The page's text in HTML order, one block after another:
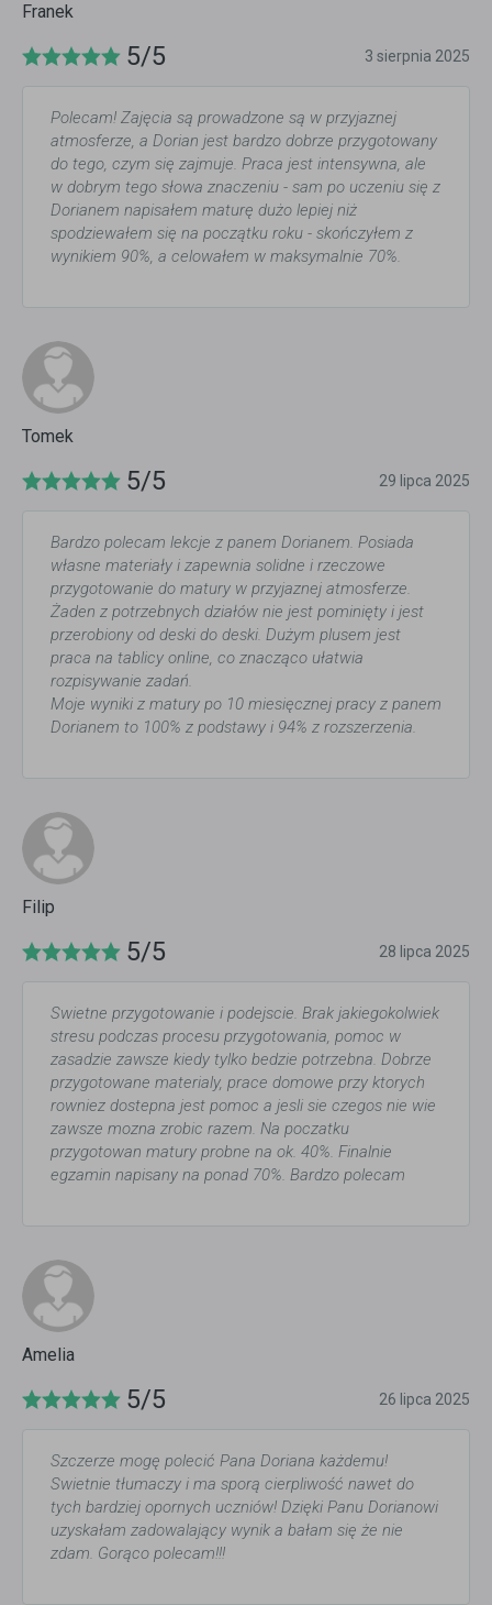
Franek
5/5 3 sierpnia 2025
Polecam! Zajęcia są prowadzone są w przyjaznej
atmosferze, a Dorian jest bardzo dobrze przygotowany
do tego, czym się zajmuje. Praca jest intensywna, ale
w dobrym tego słowa znaczeniu - sam po uczeniu się z
Dorianem napisałem maturę dużo lepiej niż
spodziewałem się na początku roku - skończyłem z
wynikiem 90%, a celowałem w maksymalnie 70%.
Tomek
5/5 29 lipca 2025
Bardzo polecam lekcje z panem Dorianem. Posiada
własne materiały i zapewnia solidne i rzeczowe
przygotowanie do matury w przyjaznej atmosferze.
Żaden z potrzebnych działów nie jest pominięty i jest
przerobiony od deski do deski. Dużym plusem jest
praca na tablicy online, co znacząco ułatwia
rozpisywanie zadań.
Moje wyniki z matury po 10 miesięcznej pracy z panem
Dorianem to 100% z podstawy i 94% z rozszerzenia.
Filip
5/5 28 lipca 2025
Swietne przygotowanie i podejscie. Brak jakiegokolwiek
stresu podczas procesu przygotowania, pomoc w
zasadzie zawsze kiedy tylko bedzie potrzebna. Dobrze
przygotowane materialy, prace domowe przy ktorych
rowniez dostepna jest pomoc a jesli sie czegos nie wie
zawsze mozna zrobic razem. Na poczatku
przygotowan matury probne na ok. 40%. Finalnie
egzamin napisany na ponad 70%. Bardzo polecam
Amelia
5/5 26 lipca 2025
Szczerze mogę polecić Pana Doriana każdemu!
Swietnie tłumaczy i ma sporą cierpliwość nawet do
tych bardziej opornych uczniów! Dzięki Panu Dorianowi
uzyskałam zadowalający wynik a bałam się że nie
zdam. Gorąco polecam!!!